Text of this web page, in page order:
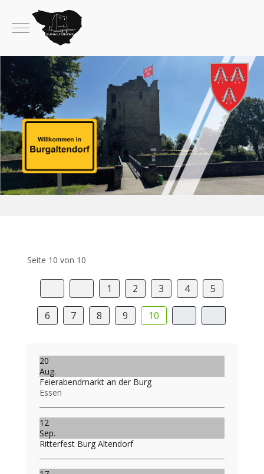
Mobile Menu Toggle
Seite 10 von 10
1 2 3 4 5
6 7 8 9 10
20
Aug.
Feierabendmarkt an der Burg
Essen
12
Sep.
Ritterfest Burg Altendorf